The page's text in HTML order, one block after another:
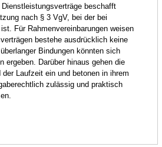
beschafft
nach § 3 VgV, bei der bei
Für Rahmenvereinbarungen weisen
bestehe ausdrücklich keine
Bindungen könnten sich
ergeben. Darüber hinaus gehen die
Laufzeit ein und betonen in ihrem
zulässig und praktisch